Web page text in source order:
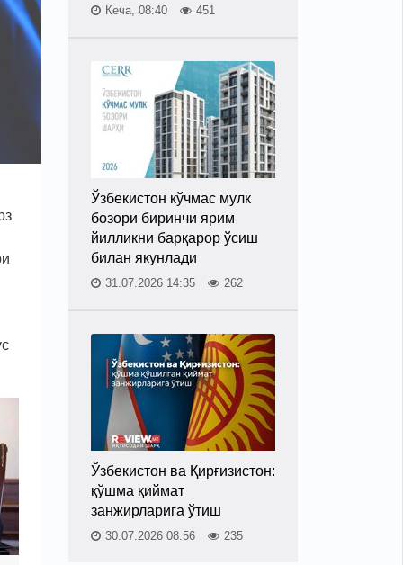
Кеча, 08:40 451
Ўзбекистон кўчмас мулк
бозори биринчи ярим
йилликни барқарор ўсиш
билан якунлади
31.07.2026 14:35 262
Ўзбекистон ва Қирғизистон:
қўшма қиймат
занжирларига ўтиш
30.07.2026 08:56 235